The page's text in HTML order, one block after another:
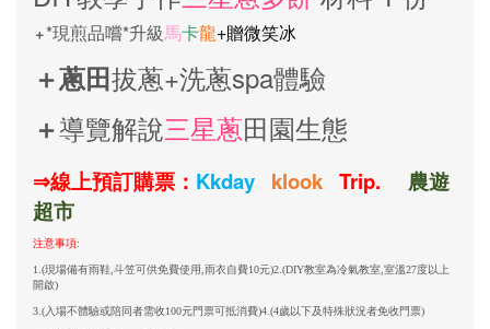
＋*現煎品嚐*升級馬卡龍+贈微笑冰
＋蔥田拔蔥+洗蔥spa體驗
＋導覽解說三星蔥田園生態
⇒線上預訂購票： Kkday klook Trip. 農遊
超市
注意事項:
1.(現場備有雨鞋,斗笠可供免費使用,雨衣自費10元)2.(DIY教室為冷氣教室,室溫27度以上
開啟)
3.(入場不體驗或陪同者需收100元門票可抵消費)4.(4歲以下及特殊狀況者免收門票)